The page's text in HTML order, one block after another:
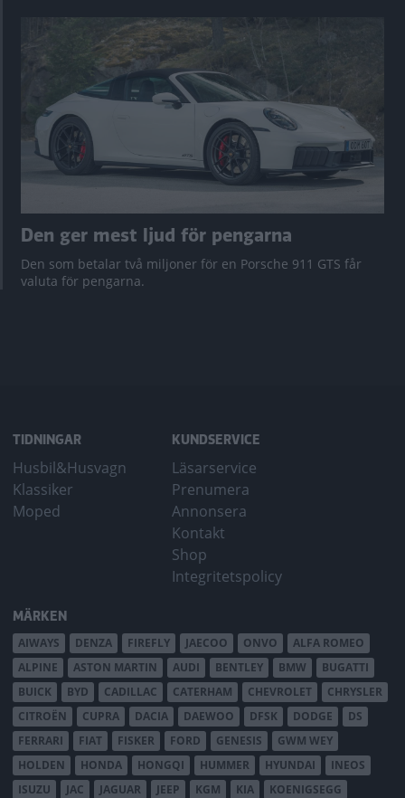
Den ger mest ljud för pengarna
Den som betalar två miljoner för en Porsche 911 GTS får
valuta för pengarna.
TIDNINGAR
Husbil&Husvagn
Klassiker
Moped
KUNDSERVICE
Läsarservice
Prenumera
Annonsera
Kontakt
Shop
Integritetspolicy
MÄRKEN
AIWAYS DENZA FIREFLY JAECOO ONVO
ALFA ROMEO
ALPINE
ASTON MARTIN AUDI BENTLEY BMW
BUGATTI
BUICK
BYD CADILLAC CATERHAM CHEVROLET
CHRYSLER
CITROËN
CUPRA DACIA DAEWOO DFSK DODGE
DS
FERRARI
FIAT FISKER FORD GENESIS
GWM WEY
HOLDEN
HONDA HONGQI HUMMER HYUNDAI
INEOS
ISUZU
JAC JAGUAR JEEP KGM KIA KOENIGSEGG